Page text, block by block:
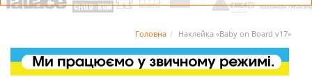
Головна Наклейка «Baby on Board v17»